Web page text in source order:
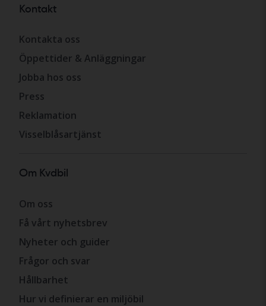
Kontakt
Kontakta oss
Öppettider & Anläggningar
Jobba hos oss
Press
Reklamation
Visselblåsartjänst
Om Kvdbil
Om oss
Få vårt nyhetsbrev
Nyheter och guider
Frågor och svar
Hållbarhet
Hur vi definierar en miljöbil